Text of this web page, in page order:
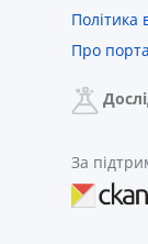
Політика
Про
За